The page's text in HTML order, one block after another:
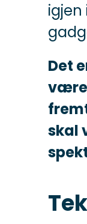
igjen
Det
være
skal